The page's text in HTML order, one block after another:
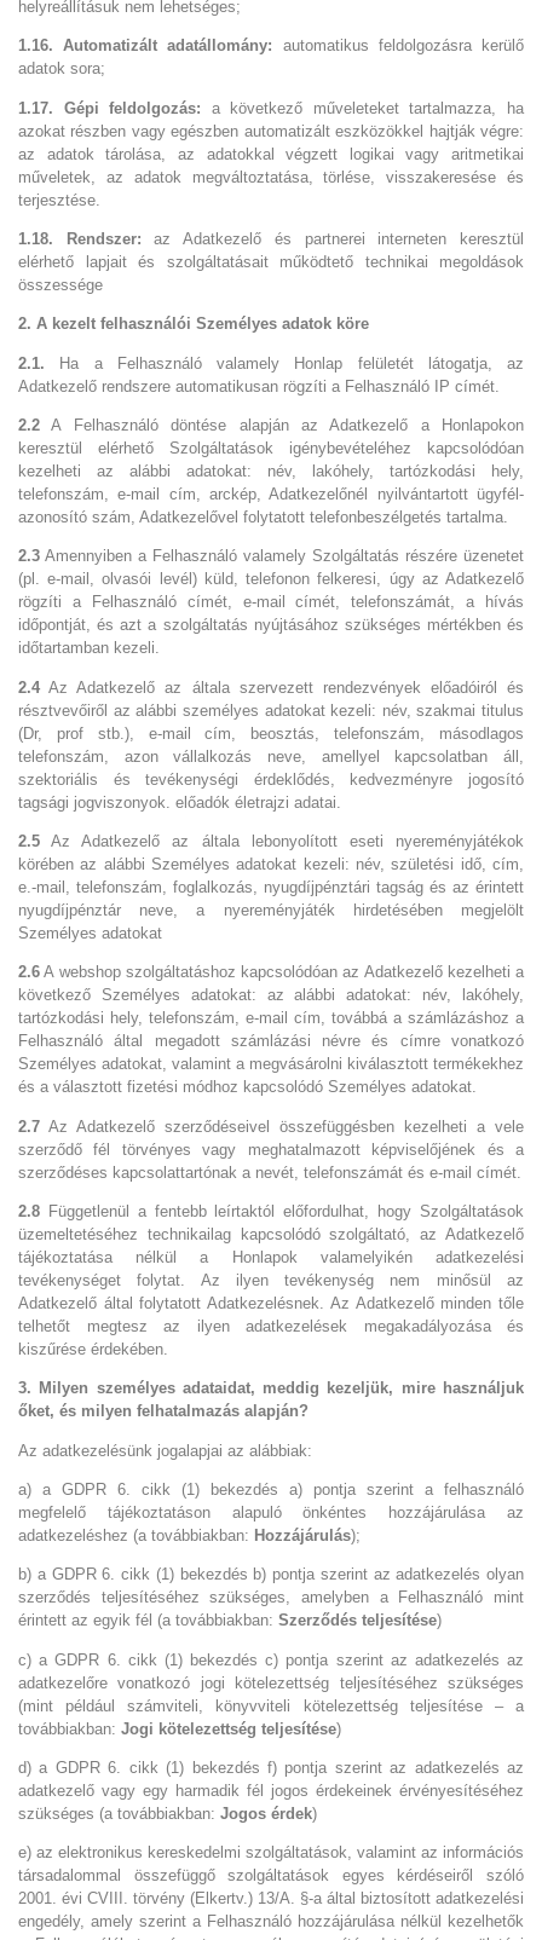
helyreállításuk nem lehetséges;
1.16. Automatizált adatállomány: automatikus feldolgozásra kerülő
adatok sora;
1.17. Gépi feldolgozás: a következő műveleteket tartalmazza, ha
azokat részben vagy egészben automatizált eszközökkel hajtják végre:
az adatok tárolása, az adatokkal végzett logikai vagy aritmetikai
műveletek, az adatok megváltoztatása, törlése, visszakeresése és
terjesztése.
1.18. Rendszer: az Adatkezelő és partnerei interneten keresztül
elérhető lapjait és szolgáltatásait működtető technikai megoldások
összessége
2. A kezelt felhasználói Személyes adatok köre
2.1. Ha a Felhasználó valamely Honlap felületét látogatja, az
Adatkezelő rendszere automatikusan rögzíti a Felhasználó IP címét.
2.2 A Felhasználó döntése alapján az Adatkezelő a Honlapokon
keresztül elérhető Szolgáltatások igénybevételéhez kapcsolódóan
kezelheti az alábbi adatokat: név, lakóhely, tartózkodási hely,
telefonszám, e-mail cím, arckép, Adatkezelőnél nyilvántartott ügyfél-
azonosító szám, Adatkezelővel folytatott telefonbeszélgetés tartalma.
2.3 Amennyiben a Felhasználó valamely Szolgáltatás részére üzenetet
(pl. e-mail, olvasói levél) küld, telefonon felkeresi, úgy az Adatkezelő
rögzíti a Felhasználó címét, e-mail címét, telefonszámát, a hívás
időpontját, és azt a szolgáltatás nyújtásához szükséges mértékben és
időtartamban kezeli.
2.4 Az Adatkezelő az általa szervezett rendezvények előadóiról és
résztvevőiről az alábbi személyes adatokat kezeli: név, szakmai titulus
(Dr, prof stb.), e-mail cím, beosztás, telefonszám, másodlagos
telefonszám, azon vállalkozás neve, amellyel kapcsolatban áll,
szektoriális és tevékenységi érdeklődés, kedvezményre jogosító
tagsági jogviszonyok. előadók életrajzi adatai.
2.5 Az Adatkezelő az általa lebonyolított eseti nyereményjátékok
körében az alábbi Személyes adatokat kezeli: név, születési idő, cím,
e.-mail, telefonszám, foglalkozás, nyugdíjpénztári tagság és az érintett
nyugdíjpénztár neve, a nyereményjáték hirdetésében megjelölt
Személyes adatokat
2.6 A webshop szolgáltatáshoz kapcsolódóan az Adatkezelő kezelheti a
következő Személyes adatokat: az alábbi adatokat: név, lakóhely,
tartózkodási hely, telefonszám, e-mail cím, továbbá a számlázáshoz a
Felhasználó által megadott számlázási névre és címre vonatkozó
Személyes adatokat, valamint a megvásárolni kiválasztott termékekhez
és a választott fizetési módhoz kapcsolódó Személyes adatokat.
2.7 Az Adatkezelő szerződéseivel összefüggésben kezelheti a vele
szerződő fél törvényes vagy meghatalmazott képviselőjének és a
szerződéses kapcsolattartónak a nevét, telefonszámát és e-mail címét.
2.8 Függetlenül a fentebb leírtaktól előfordulhat, hogy Szolgáltatások
üzemeltetéséhez technikailag kapcsolódó szolgáltató, az Adatkezelő
tájékoztatása nélkül a Honlapok valamelyikén adatkezelési
tevékenységet folytat. Az ilyen tevékenység nem minősül az
Adatkezelő által folytatott Adatkezelésnek. Az Adatkezelő minden tőle
telhetőt megtesz az ilyen adatkezelések megakadályozása és
kiszűrése érdekében.
3. Milyen személyes adataidat, meddig kezeljük, mire használjuk
őket, és milyen felhatalmazás alapján?
Az adatkezelésünk jogalapjai az alábbiak:
a) a GDPR 6. cikk (1) bekezdés a) pontja szerint a felhasználó
megfelelő tájékoztatáson alapuló önkéntes hozzájárulása az
adatkezeléshez (a továbbiakban: Hozzájárulás);
b) a GDPR 6. cikk (1) bekezdés b) pontja szerint az adatkezelés olyan
szerződés teljesítéséhez szükséges, amelyben a Felhasználó mint
érintett az egyik fél (a továbbiakban: Szerződés teljesítése)
c) a GDPR 6. cikk (1) bekezdés c) pontja szerint az adatkezelés az
adatkezelőre vonatkozó jogi kötelezettség teljesítéséhez szükséges
(mint például számviteli, könyvviteli kötelezettség teljesítése – a
továbbiakban: Jogi kötelezettség teljesítése)
d) a GDPR 6. cikk (1) bekezdés f) pontja szerint az adatkezelés az
adatkezelő vagy egy harmadik fél jogos érdekeinek érvényesítéséhez
szükséges (a továbbiakban: Jogos érdek)
e) az elektronikus kereskedelmi szolgáltatások, valamint az információs
társadalommal összefüggő szolgáltatások egyes kérdéseiről szóló
2001. évi CVIII. törvény (Elkertv.) 13/A. §-a által biztosított adatkezelési
engedély, amely szerint a Felhasználó hozzájárulása nélkül kezelhetők